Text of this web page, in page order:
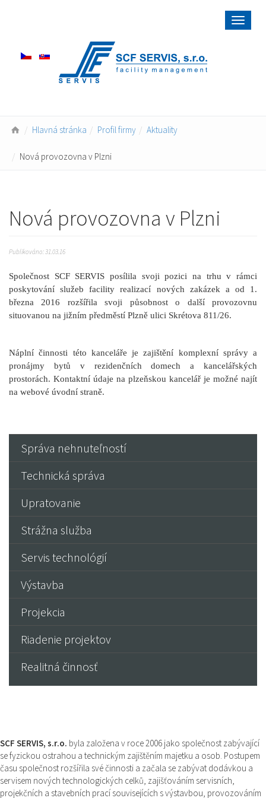
Hlavná stránka Profil firmy Aktuality
Nová provozovna v Plzni
Nová provozovna v Plzni
Publikováno: 31.03.16
Společnost SCF SERVIS posílila svoji pozici na trhu v rámci
poskytování služeb facility realizací nových zakázek a od 1.
března 2016 rozšířila svoji působnost o další provozovnu
situovanou na jižním předměstí Plzně ulici Skrétova 811/26.
Náplní činnosti této kanceláře je zajištění komplexní správy a
pronájmy bytů v rezidenčních domech a kancelářských
prostorách. Kontaktní údaje na plzeňskou kancelář je možné najít
na webové úvodní straně.
Správa nehnuteľností
Technická správa
Upratovanie
Strážna služba
Servis technológií
Výstavba
Projekcia
Riadenie projektov
Realitná činnosť
SCF SERVIS, s.r.o. byla založena v roce 2006 jako společnost zabývající
se fyzickou ostrahou a technickým zajištěním majetku a osob. Postupem
času společnost rozšířila své činnosti a začala se zabývat dodávkou a
servisem nových technologických celků, zajišťováním servisních,
projekčních a stavebních prací souvisejících s výstavbou, provozováním
Toggle